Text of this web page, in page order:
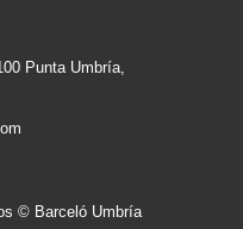
Punta Umbría,
© Barceló Umbría